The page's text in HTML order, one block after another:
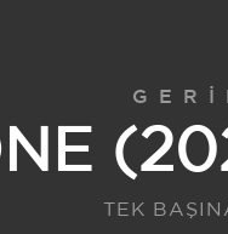
TEK